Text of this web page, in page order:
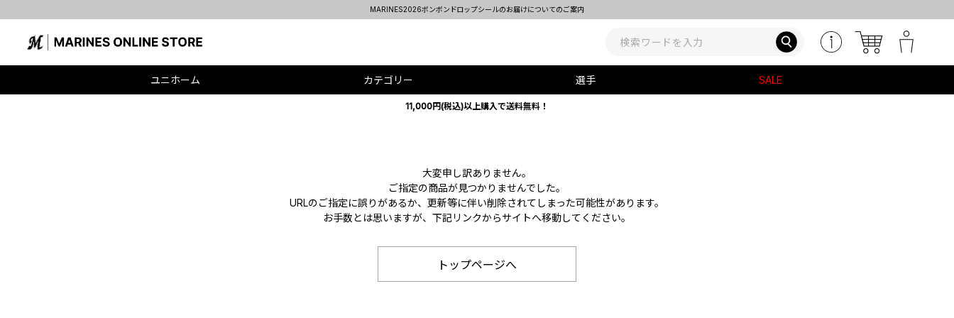
MARINES2026ボンボンドロップシールのお届けについてのご案内
ユニホーム カテゴリー 選手 SALE
11,000円(税込)以上購入で送料無料！
大変申し訳ありません。
ご指定の商品が見つかりませんでした。
URLのご指定に誤りがあるか、更新等に伴い削除されてしまった可能性があります。
お手数とは思いますが、下記リンクからサイトへ移動してください。
トップページへ